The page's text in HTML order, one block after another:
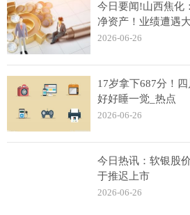
今日要闻!山西焦化
净资产！业绩遭遇
2026-06-26
17岁拿下687分！
好好睡一觉_热点
2026-06-26
今日热讯：软银股
于推迟上市
2026-06-26